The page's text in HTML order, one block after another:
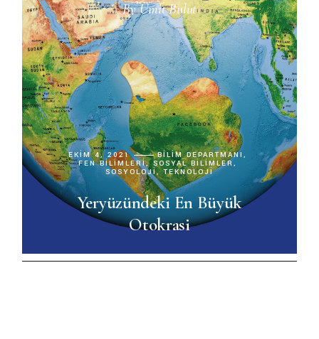
By Ümit Bulut
EKIM 4, 2021
BILIM DEPARTMANI
FEN BILIMLERI
SOSYAL BILIMLER
SOSYOLOJI
TEKNOLOJI
Yeryüzündeki En Büyük
Otokrasi